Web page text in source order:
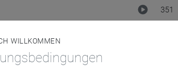
351
WILLKOMMEN